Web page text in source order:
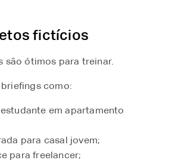
fictícios
são ótimos para treinar.
como:
em apartamento
para casal jovem;
para freelancer;